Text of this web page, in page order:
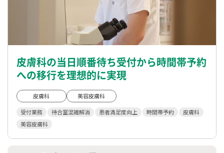
皮膚科の当日順番待ち受付から時間帯予約
への移行を理想的に実現
皮膚科 美容皮膚科
受付業務 待合室混雑解消 患者満足度向上 時間帯予約
皮膚科
美容皮膚科